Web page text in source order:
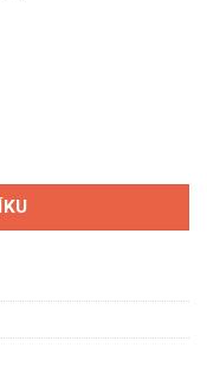
Škoda 130 množství